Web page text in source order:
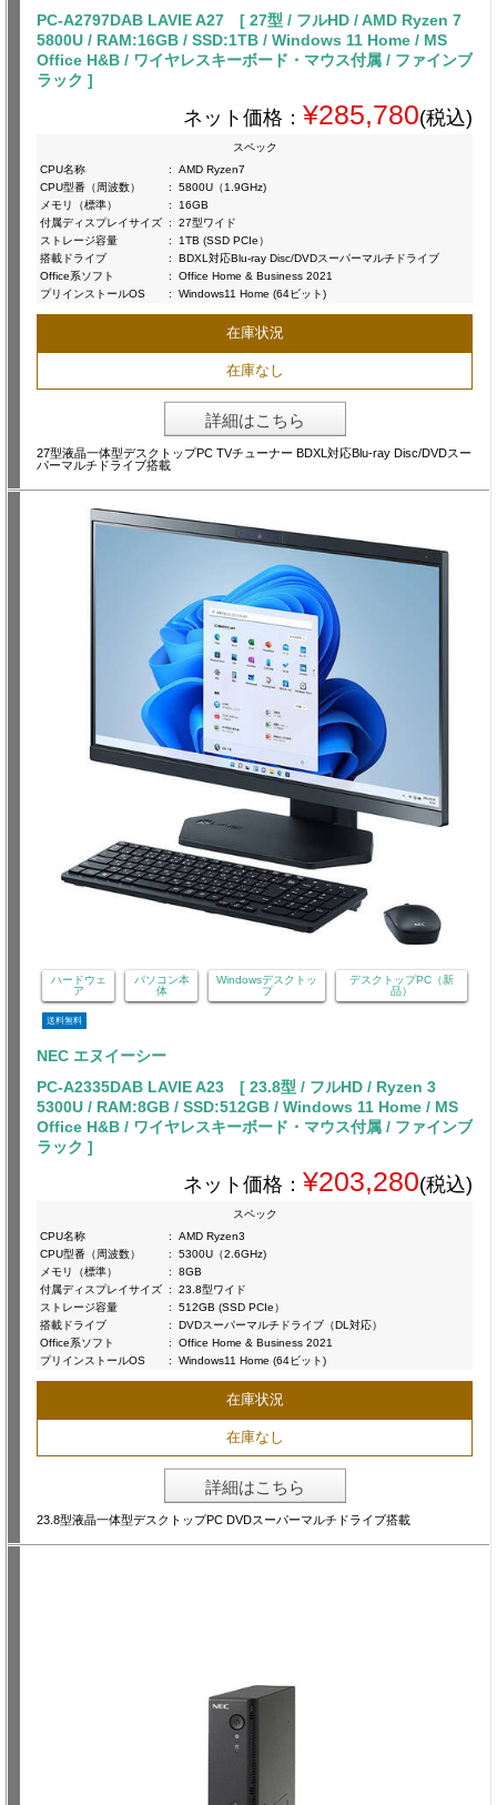
PC-A2797DAB LAVIE A27 [ 27型 / フルHD / AMD Ryzen 7
5800U / RAM:16GB / SSD:1TB / Windows 11 Home / MS
Office H&B / ワイヤレスキーボード・マウス付属 / ファインブ
ラック ]
ネット価格： ¥285,780(税込)
スペック
CPU名称
:
AMD Ryzen7
CPU型番（周波数）
:
5800U（1.9GHz)
メモリ（標準）
:
16GB
付属ディスプレイサイズ :
27型ワイド
ストレージ容量
:
1TB (SSD PCIe）
搭載ドライブ
:
BDXL対応Blu-ray Disc/DVDスーパーマルチドライブ
Office系ソフト
:
Office Home & Business 2021
プリインストールOS
: Windows11 Home (64ビット)
在庫状況
在庫なし
詳細はこちら
27型液晶一体型デスクトップPC TVチューナー BDXL対応Blu-ray Disc/DVDスー
パーマルチドライブ搭載
ハードウェ
ア
パソコン本
体
Windowsデスクトッ
プ
デスクトップPC（新
品）
送料無料
NEC エヌイーシー
PC-A2335DAB LAVIE A23 [ 23.8型 / フルHD / Ryzen 3
5300U / RAM:8GB / SSD:512GB / Windows 11 Home / MS
Office H&B / ワイヤレスキーボード・マウス付属 / ファインブ
ラック ]
ネット価格： ¥203,280(税込)
スペック
CPU名称
:
AMD Ryzen3
CPU型番（周波数）
:
5300U（2.6GHz)
メモリ（標準）
:
8GB
付属ディスプレイサイズ :
23.8型ワイド
ストレージ容量
:
512GB (SSD PCIe）
搭載ドライブ
:
DVDスーパーマルチドライブ（DL対応）
Office系ソフト
:
Office Home & Business 2021
プリインストールOS
: Windows11 Home (64ビット)
在庫状況
在庫なし
詳細はこちら
23.8型液晶一体型デスクトップPC DVDスーパーマルチドライブ搭載